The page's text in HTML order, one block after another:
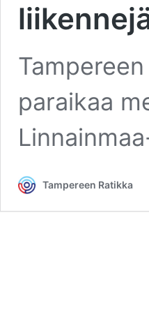
paraikaa
Tampereen Ratikka